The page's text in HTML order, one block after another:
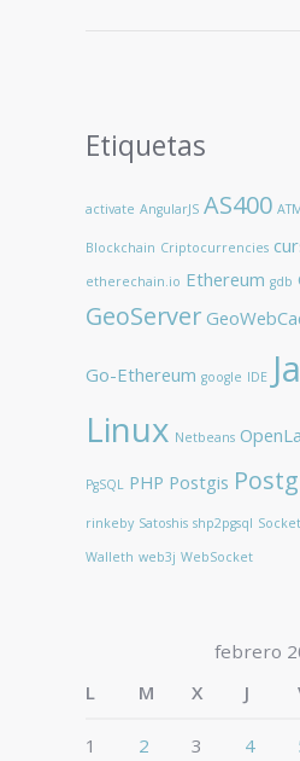
Etiquetas
activate AngularJS AS400
Blockchain Criptocurrencies
etherechain.io Ethereum gdb
GeoServer
Go-Ethereum google IDE
Linux Netbeans
PgSQL PHP Postgis
rinkeby Satoshis shp2pgsql Socket
Walleth web3j WebSocket
febrero
L
M X J
1 2 3 4